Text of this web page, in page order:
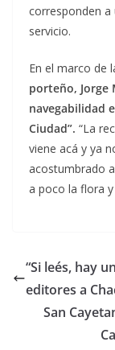
corresponden
servicio.
En el marco de
porteño, Jorge
navegabilidad
Ciudad”. “La
viene acá y ya
acostumbrado
a poco la flora
“Si leés, hay
editores a
San